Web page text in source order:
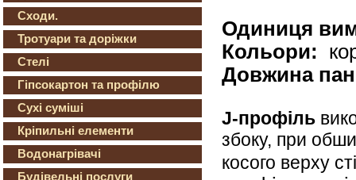
Сходи.
Тротуари та доріжки
Стелі
Гіпсокартон та профілю
Сухі суміші
Кріпильні елементи
Водонагрівачі
Будівельні послуги
Одиниця
Кольори:
Довжина
J-профіль
збоку, при
косого верху